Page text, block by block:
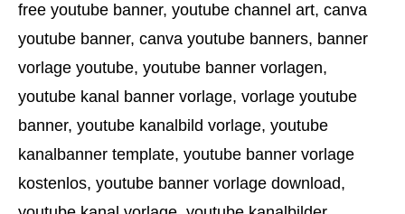
free youtube banner, youtube channel art, canva
youtube banner, canva youtube banners, banner
vorlage youtube, youtube banner vorlagen,
youtube kanal banner vorlage, vorlage youtube
banner, youtube kanalbild vorlage, youtube
kanalbanner template, youtube banner vorlage
kostenlos, youtube banner vorlage download,